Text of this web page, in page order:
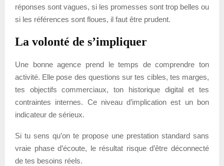
réponses sont vagues, si les promesses sont trop belles ou
si les références sont floues, il faut être prudent.
La volonté de s’impliquer
Une bonne agence prend le temps de comprendre ton
activité. Elle pose des questions sur tes cibles, tes marges,
tes objectifs commerciaux, ton historique digital et tes
contraintes internes. Ce niveau d’implication est un bon
indicateur de sérieux.
Si tu sens qu’on te propose une prestation standard sans
vraie phase d’écoute, le résultat risque d’être déconnecté
de tes besoins réels.